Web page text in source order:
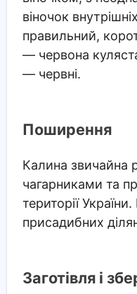
віночок
правильний,
— червона
— червні.
Поширення
Калина звичайна
чагарниками та
території
присадибних
Заготівля і